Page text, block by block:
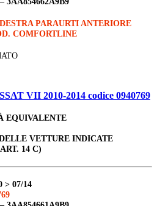
PARAURTI ANTERIORE
COMFORTLINE
VII 2010-2014 codice 0940769
EQUIVALENTE
VETTURE INDICATE
14 C)
> 07/14